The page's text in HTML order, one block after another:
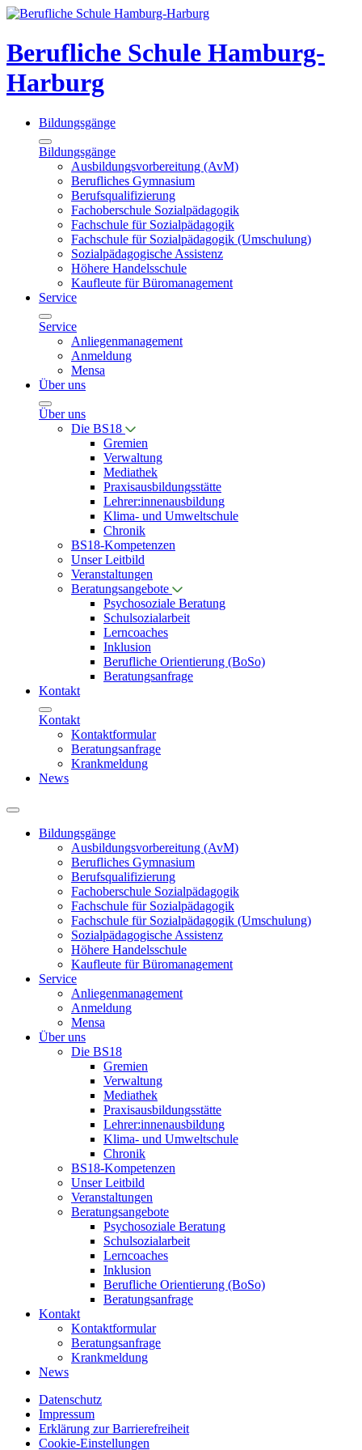
Berufliche Schule Hamburg-
Harburg
Bildungsgänge
Bildungsgänge
Ausbildungsvorbereitung (AvM)
Berufliches Gymnasium
Berufsqualifizierung
Fachoberschule Sozialpädagogik
Fachschule für Sozialpädagogik
Fachschule für Sozialpädagogik (Umschulung)
Sozialpädagogische Assistenz
Höhere Handelsschule
Kaufleute für Büromanagement
Service
Service
Anliegenmanagement
Anmeldung
Mensa
Über uns
Über uns
Die BS18
Gremien
Verwaltung
Mediathek
Praxisausbildungsstätte
Lehrer:innenausbildung
Klima- und Umweltschule
Chronik
BS18-Kompetenzen
Unser Leitbild
Veranstaltungen
Beratungsangebote
Psychosoziale Beratung
Schulsozialarbeit
Lerncoaches
Inklusion
Berufliche Orientierung (BoSo)
Beratungsanfrage
Kontakt
Kontakt
Kontaktformular
Beratungsanfrage
Krankmeldung
News
Bildungsgänge
Ausbildungsvorbereitung (AvM)
Berufliches Gymnasium
Berufsqualifizierung
Fachoberschule Sozialpädagogik
Fachschule für Sozialpädagogik
Fachschule für Sozialpädagogik (Umschulung)
Sozialpädagogische Assistenz
Höhere Handelsschule
Kaufleute für Büromanagement
Service
Anliegenmanagement
Anmeldung
Mensa
Über uns
Die BS18
Gremien
Verwaltung
Mediathek
Praxisausbildungsstätte
Lehrer:innenausbildung
Klima- und Umweltschule
Chronik
BS18-Kompetenzen
Unser Leitbild
Veranstaltungen
Beratungsangebote
Psychosoziale Beratung
Schulsozialarbeit
Lerncoaches
Inklusion
Berufliche Orientierung (BoSo)
Beratungsanfrage
Kontakt
Kontaktformular
Beratungsanfrage
Krankmeldung
News
Datenschutz
Impressum
Erklärung zur Barrierefreiheit
Cookie-Einstellungen